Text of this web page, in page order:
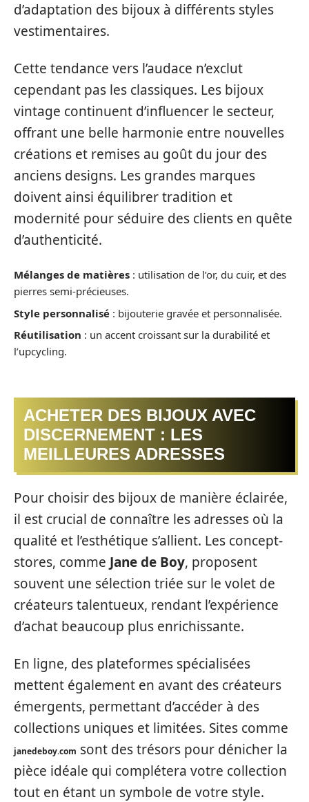
d’adaptation des bijoux à différents styles
vestimentaires.
Cette tendance vers l’audace n’exclut
cependant pas les classiques. Les bijoux
vintage continuent d’influencer le secteur,
offrant une belle harmonie entre nouvelles
créations et remises au goût du jour des
anciens designs. Les grandes marques
doivent ainsi équilibrer tradition et
modernité pour séduire des clients en quête
d’authenticité.
Mélanges de matières : utilisation de l’or, du cuir, et des
pierres semi-précieuses.
Style personnalisé : bijouterie gravée et personnalisée.
Réutilisation : un accent croissant sur la durabilité et
l’upcycling.
ACHETER DES BIJOUX AVEC
DISCERNEMENT : LES
MEILLEURES ADRESSES
Pour choisir des bijoux de manière éclairée,
il est crucial de connaître les adresses où la
qualité et l’esthétique s’allient. Les concept-
stores, comme Jane de Boy, proposent
souvent une sélection triée sur le volet de
créateurs talentueux, rendant l’expérience
d’achat beaucoup plus enrichissante.
En ligne, des plateformes spécialisées
mettent également en avant des créateurs
émergents, permettant d’accéder à des
collections uniques et limitées. Sites comme
janedeboy.com sont des trésors pour dénicher la
pièce idéale qui complétera votre collection
tout en étant un symbole de votre style.